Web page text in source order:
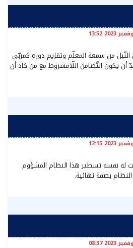
النّيل من سمعة المعلّم وتقزيم دوره كمربّي
أن يكون التّضامن اللّامشروط مع من كاد أن
له نفسه تسطير هذا النظام المشؤوم
النظام بصفة نهائية.